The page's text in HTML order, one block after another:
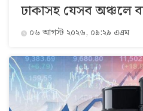
কনভার্টার
ঢাকাসহ যেসব অঞ্চলে
০৬ আগস্ট ২০২৬, ০৯:২৯ এএম